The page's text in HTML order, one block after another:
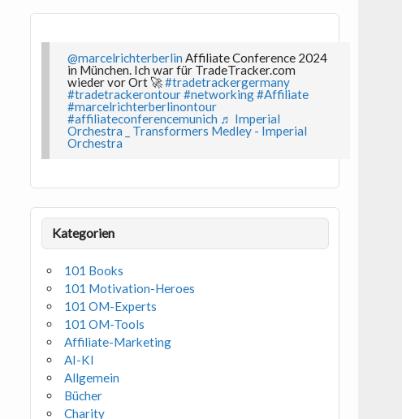
@marcelrichterberlin Affiliate Conference 2024
in München. Ich war für TradeTracker.com
wieder vor Ort 🚀#tradetrackergermany
#tradetrackerontour#networking#Affiliate
#marcelrichterberlinontour
#affiliateconferencemunich ♬ Imperial
Orchestra _ Transformers Medley - Imperial
Orchestra
Kategorien
101 Books
101 Motivation-Heroes
101 OM-Experts
101 OM-Tools
Affiliate-Marketing
AI-KI
Allgemein
Bücher
Charity